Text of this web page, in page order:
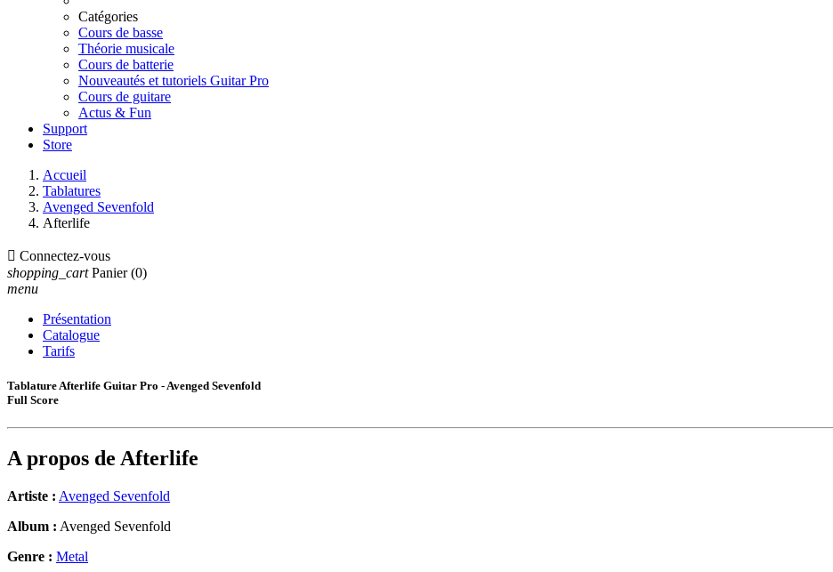
Catégories
Cours de basse
Théorie musicale
Cours de batterie
Nouveautés et tutoriels Guitar Pro
Cours de guitare
Actus & Fun
Support
Store
Accueil
Tablatures
Avenged Sevenfold
Afterlife
 Connectez-vous
shopping_cart Panier (0)
menu
Présentation
Catalogue
Tarifs
Tablature Afterlife Guitar Pro - Avenged Sevenfold
Full Score
A propos de Afterlife
Artiste : Avenged Sevenfold
Album : Avenged Sevenfold
Genre : Metal